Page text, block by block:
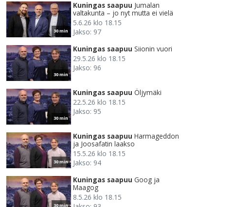
30 min
Kuningas saapuu Jumalan
valtakunta – jo nyt mutta ei vielä
5.6.26 klo 18.15
Jakso: 97
30 min
Kuningas saapuu Siionin vuori
29.5.26 klo 18.15
Jakso: 96
30 min
Kuningas saapuu Öljymäki
22.5.26 klo 18.15
Jakso: 95
30 min
Kuningas saapuu Harmageddon
ja Joosafatin laakso
15.5.26 klo 18.15
Jakso: 94
30 min
Kuningas saapuu Goog ja
Maagog
8.5.26 klo 18.15